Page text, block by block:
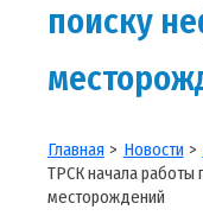
поиску
Главная Новости
ТРСК начала работы
месторождений